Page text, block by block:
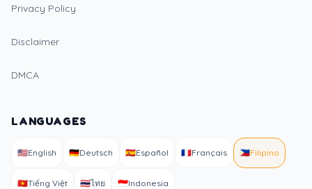
Privacy Policy
Disclaimer
DMCA
LANGUAGES
🇺🇸English 🇩🇪Deutsch 🇪🇸Español 🇫🇷Français 🇵🇭Filipino
🇻🇳Tiếng Việt 🇹🇭ไทย 🇮🇩Indonesia